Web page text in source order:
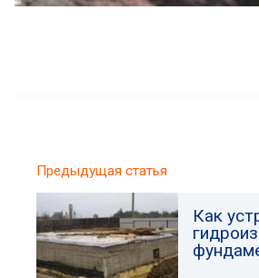
Предыдущая статья
Как